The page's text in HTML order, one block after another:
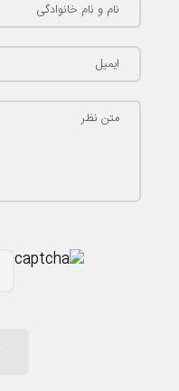
نام و نام خانوادگی
ایمیل
متن نظر